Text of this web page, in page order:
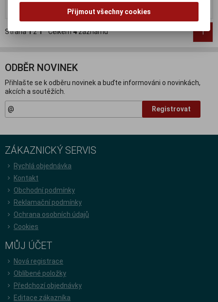
Strana1z1Celkem4záznamů 1
ODBĚR NOVINEK
Přihlašte se k odběru novinek a buďte informováni o novinkách,
akcích a soutěžích.
Registrovat
ZÁKAZNICKÝ SERVIS
Rychlá objednávka
Kontakt
Obchodní podmínky
Reklamační podmínky
Ochrana osobních údajů
Cookies
MŮJ ÚČET
Nová registrace
Oblíbené položky
Předchozí objednávky
Editace zákazníka
Přijmout všechny cookies